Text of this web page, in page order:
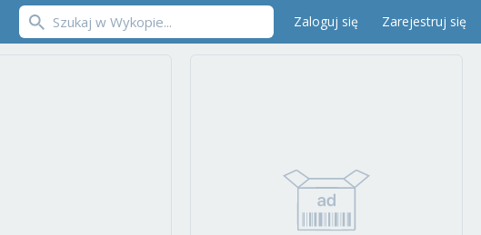
Zaloguj się Zarejestruj się